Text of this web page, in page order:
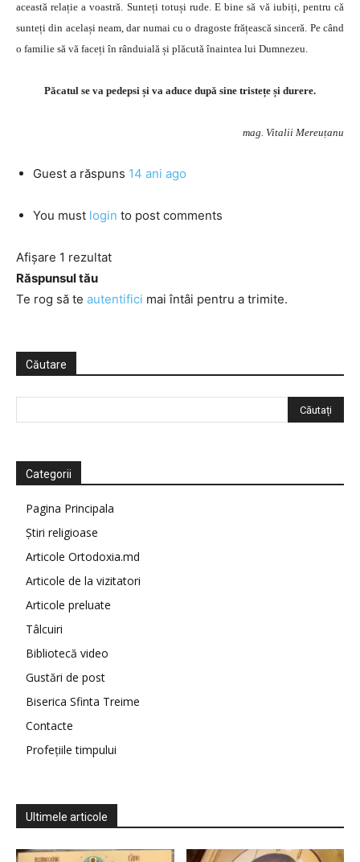
această relație a voastră. Sunteți totuși rude. E bine să vă iubiți, pentru că
sunteți din același neam, dar numai cu o dragoste frățească sinceră. Pe când
o familie să vă faceți în rânduială și plăcută înaintea lui Dumnezeu.
Păcatul se va pedepsi și va aduce după sine tristețe și durere.
mag. Vitalii Mereuțanu
Guest a răspuns 14 ani ago
You must login to post comments
Afișare 1 rezultat
Răspunsul tău
Te rog să te autentifici mai întâi pentru a trimite.
Căutare
Categorii
Pagina Principala
Știri religioase
Articole Ortodoxia.md
Articole de la vizitatori
Articole preluate
Tâlcuiri
Bibliotecă video
Gustări de post
Biserica Sfinta Treime
Contacte
Profețiile timpului
Ultimele articole